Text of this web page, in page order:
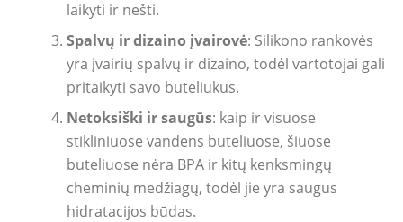
laikyti ir nešti.
Spalvų ir dizaino įvairovė: Silikono rankovės
yra įvairių spalvų ir dizaino, todėl vartotojai gali
pritaikyti savo buteliukus.
Netoksiški ir saugūs: kaip ir visuose
stikliniuose vandens buteliuose, šiuose
buteliuose nėra BPA ir kitų kenksmingų
cheminių medžiagų, todėl jie yra saugus
hidratacijos būdas.